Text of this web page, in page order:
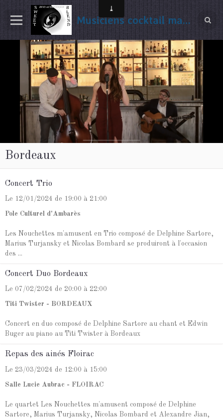
Musiciens cocktail mariage Gironde
Bordeaux
Concert Trio
Le 12/01/2024 de 19:00 à 21:00
Pole Culturel d'Ambarès
Les Nouchettes m'amusent en Trio composé de Delphine Sartore,
Marius Turjansky et Nicolas Bombard se produiront à l'occasion
des ...
Concert Duo Bordeaux
Le 07/02/2024 de 20:00 à 22:00
Titi Twister - BORDEAUX
Concert en duo composé de Delphine Sartore au chant et Edwin
Buger au piano au Titi Twister à Bordeaux
Repas des ainés Floirac
Le 23/03/2024 de 12:00 à 15:00
Salle Lucie Aubrac - FLOIRAC
Le quartet Les Nouchettes m'amusent composé de Delphine
Sartore, Marius Turjansky, Nicolas Bombard et Alexandre Jian,